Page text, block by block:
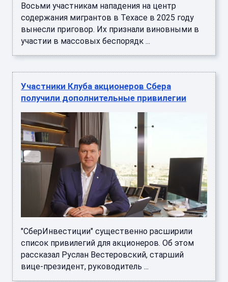
Восьми участникам нападения на центр
содержания мигрантов в Техасе в 2025 году
вынесли приговор. Их признали виновными в
участии в массовых беспорядк ...
Участники Клуба акционеров Сбера
получили дополнительные привилегии
"СберИнвестиции" существенно расширили
список привилегий для акционеров. Об этом
рассказал Руслан Вестеровский, старший
вице-президент, руководитель ...